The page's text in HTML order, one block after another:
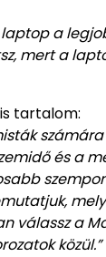
laptop a
mert a
tartalom:
és a
válassz a
közül.”